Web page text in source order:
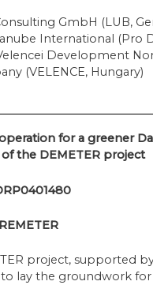
GmbH (LUB,
International (Pro
Development
(VELENCE, Hungary)
for a greener
the DEMETER project
project, supported
lay the groundwork for